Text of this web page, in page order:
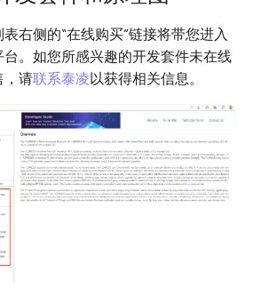
右侧的“在线购买”链接将带您进入
。如您所感兴趣的开发套件未在线
，请联系泰凌以获得相关信息。